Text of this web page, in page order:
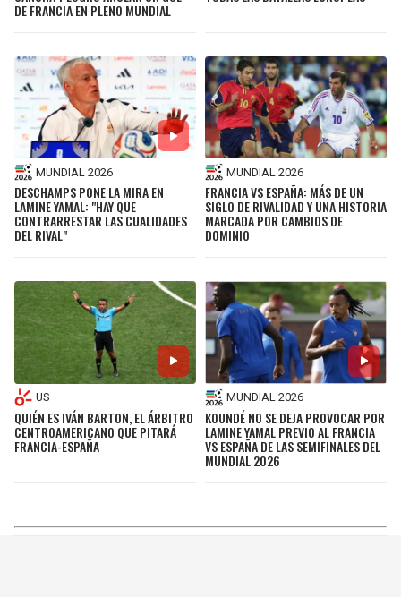
DE FRANCIA EN PLENO MUNDIAL
MUNDIAL 2026
DESCHAMPS PONE LA MIRA EN
LAMINE YAMAL: "HAY QUE
CONTRARRESTAR LAS CUALIDADES
DEL RIVAL"
MUNDIAL 2026
FRANCIA VS ESPAÑA: MÁS DE UN
SIGLO DE RIVALIDAD Y UNA HISTORIA
MARCADA POR CAMBIOS DE
DOMINIO
US
QUIÉN ES IVÁN BARTON, EL ÁRBITRO
CENTROAMERICANO QUE PITARÁ
FRANCIA-ESPAÑA
MUNDIAL 2026
KOUNDÉ NO SE DEJA PROVOCAR POR
LAMINE YAMAL PREVIO AL FRANCIA
VS ESPAÑA DE LAS SEMIFINALES DEL
MUNDIAL 2026